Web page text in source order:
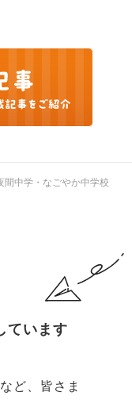
間中学・なごやか中学校
ています
ど、皆さま